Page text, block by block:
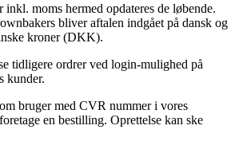
inkl. moms hermed opdateres de løbende.
bliver aftalen indgået på dansk og
kroner (DKK).
tidligere ordrer ved login-mulighed på
kunder.
bruger med CVR nummer i vores
en bestilling. Oprettelse kan ske